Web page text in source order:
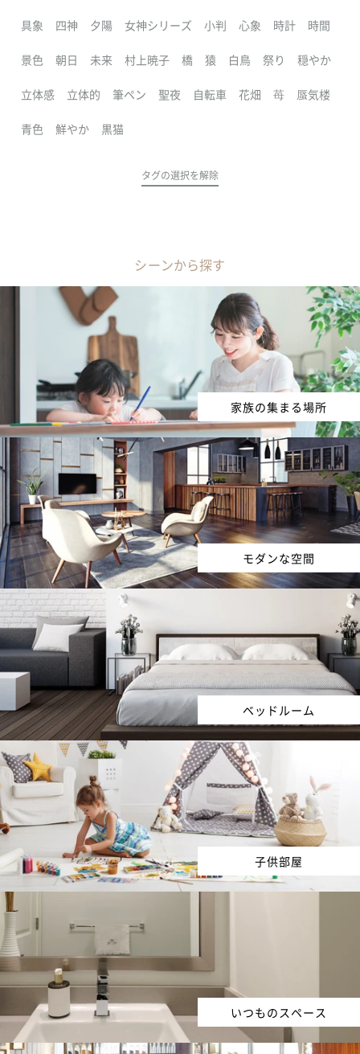
具象 四神 夕陽 女神シリーズ 小判 心象 時計 時間
景色 朝日 未来 村上暁子 橋 猿 白鳥 祭り 穏やか
立体感 立体的 筆ペン 聖夜 自転車 花畑 苺 蜃気楼
青色 鮮やか 黒猫
タグの選択を解除
シーンから探す
家族の集まる場所
モダンな空間
ベッドルーム
子供部屋
いつものスペース